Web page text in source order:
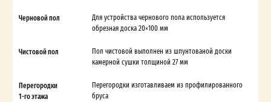
Черновой пол
Для устройства чернового пола используется
обрезная доска 20×100 мм
Чистовой пол
Пол чистовой выполнен из шпунтованой доски
камерной сушки толщиной 27 мм
Перегородки
1-го этажа
Перегородки изготавливаем из профилированного
бруса